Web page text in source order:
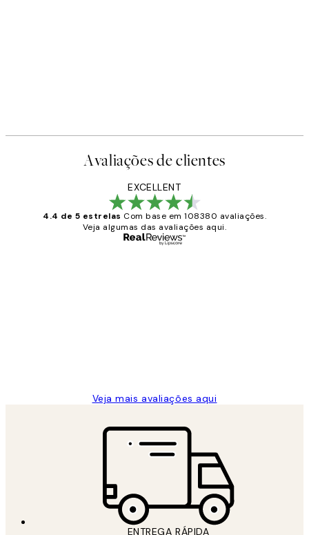
Avaliações de clientes
EXCELLENT
4.4 de 5 estrelas Com base em 108380 avaliações.
Veja algumas das avaliações aqui.
Veja mais avaliações aqui
ENTREGA RÁPIDA